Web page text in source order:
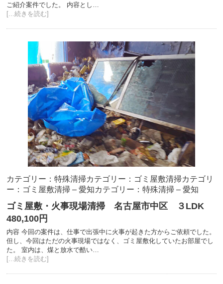
ご紹介案件でした。 内容とし…
[...続きを読む]
カテゴリー：特殊清掃カテゴリー：ゴミ屋敷清掃カテゴリ
ー：ゴミ屋敷清掃 – 愛知カテゴリー：特殊清掃 – 愛知
ゴミ屋敷・火事現場清掃 名古屋市中区 ３LDK
480,100円
内容 今回の案件は、仕事で出張中に火事が起きた方からご依頼でした。
但し、今回はただの火事現場ではなく、ゴミ屋敷化していたお部屋でし
た。 室内は、煤と放水で酷い…
[...続きを読む]